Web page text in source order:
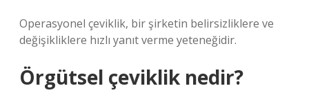
Operasyonel çeviklik, bir şirketin belirsizliklere ve
değişikliklere hızlı yanıt verme yeteneğidir.
Örgütsel çeviklik nedir?